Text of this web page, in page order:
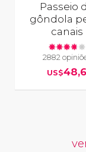
Passeio
gôndola
canais
2882
US$48,6